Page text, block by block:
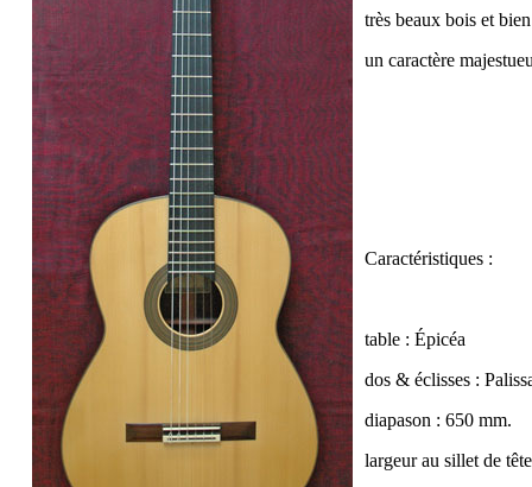
très beaux bois et
un caractère
Caractéristiques :
table : Épicéa
dos & éclisses :
diapason : 650 mm.
largeur au sillet de